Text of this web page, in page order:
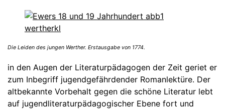
Die Leiden des jungen Werther. Erstausgabe von 1774.
in den Augen der Literaturpädagogen der Zeit geriet er
zum Inbegriff jugendgefährdender Romanlektüre. Der
altbekannte Vorbehalt gegen die schöne Literatur lebt
auf jugendliteraturpädagogischer Ebene fort und